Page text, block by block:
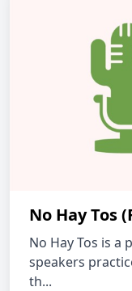
No Hay Tos
No Hay Tos is a
speakers
th...